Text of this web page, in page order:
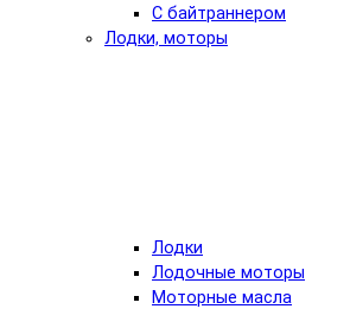
С байтраннером
Лодки, моторы
Лодки
Лодочные моторы
Моторные масла